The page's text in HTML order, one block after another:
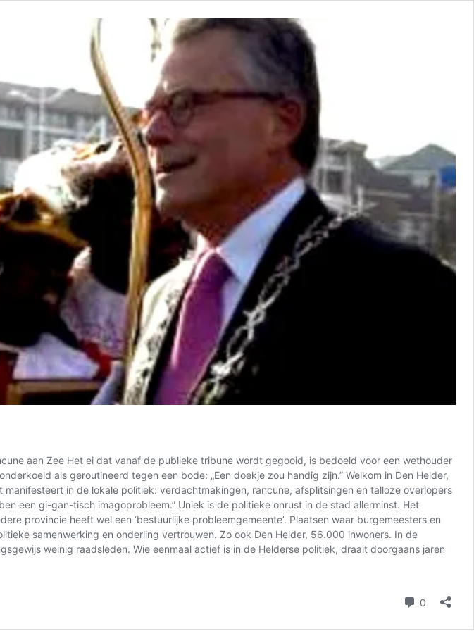
aan Zee Het ei dat vanaf de publieke tribune wordt gegooid, is bedoeld voor een wethouder
als geroutineerd tegen een bode: „Een doekje zou handig zijn.” Welkom in Den Helder,
in de lokale politiek: verdachtmakingen, rancune, afsplitsingen en talloze overlopers
een gi-gan-tisch imagoprobleem.” Uniek is de politieke onrust in de stad allerminst. Het
provincie heeft wel een ‘bestuurlijke probleemgemeente’. Plaatsen waar burgemeesters en
samenwerking en onderling vertrouwen. Zo ook Den Helder, 56.000 inwoners. In de
weinig raadsleden. Wie eenmaal actief is in de Helderse politiek, draait doorgaans jaren
0 reacties